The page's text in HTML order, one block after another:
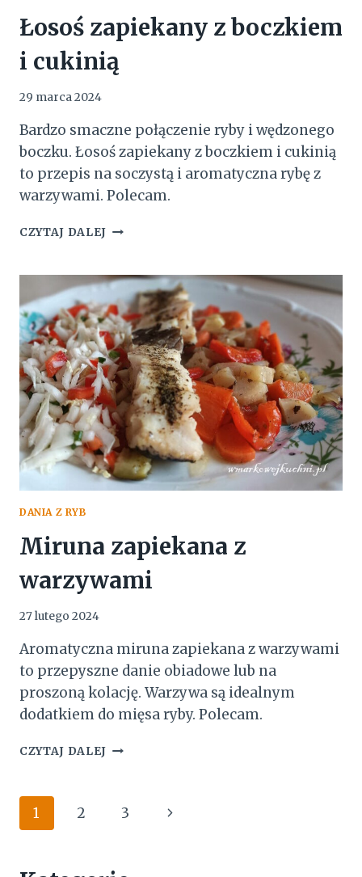
Łosoś zapiekany z boczkiem
i cukinią
29 marca 2024
Bardzo smaczne połączenie ryby i wędzonego
boczku. Łosoś zapiekany z boczkiem i cukinią
to przepis na soczystą i aromatyczna rybę z
warzywami. Polecam.
CZYTAJ DALEJ ŁOSOŚ
BOCZKIEM
CUKINIĄ
DANIA Z RYB
Miruna zapiekana z
warzywami
27 lutego 2024
Aromatyczna miruna zapiekana z warzywami
to przepyszne danie obiadowe lub na
proszoną kolację. Warzywa są idealnym
dodatkiem do mięsa ryby. Polecam.
CZYTAJ DALEJ MIRUNA
Nawigacja
1 2 3
Następna